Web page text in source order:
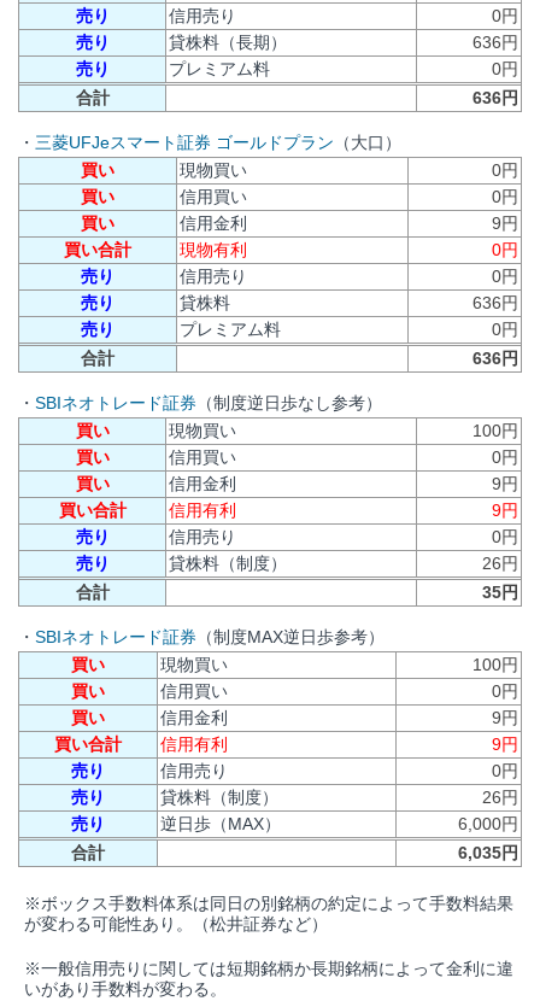
売り
信用売り
0円
売り
貸株料（長期）
636円
売り
プレミアム料
0円
合計
636円
・ 三菱UFJeスマート証券 ゴールドプラン （大口）
買い
現物買い
0円
買い
信用買い
0円
買い
信用金利
9円
買い合計
現物有利
0円
売り
信用売り
0円
売り
貸株料
636円
売り
プレミアム料
0円
合計
636円
・ SBIネオトレード証券 （制度逆日歩なし参考）
買い
現物買い
100円
買い
信用買い
0円
買い
信用金利
9円
買い合計
信用有利
9円
売り
信用売り
0円
売り
貸株料（制度）
26円
合計
35円
・ SBIネオトレード証券 （制度MAX逆日歩参考）
買い
現物買い
100円
買い
信用買い
0円
買い
信用金利
9円
買い合計
信用有利
9円
売り
信用売り
0円
売り
貸株料（制度）
26円
売り
逆日歩（MAX）
6,000円
合計
6,035円
※ボックス手数料体系は同日の別銘柄の約定によって手数料結果
が変わる可能性あり。（松井証券など）
※一般信用売りに関しては短期銘柄か長期銘柄によって金利に違
いがあり手数料が変わる。